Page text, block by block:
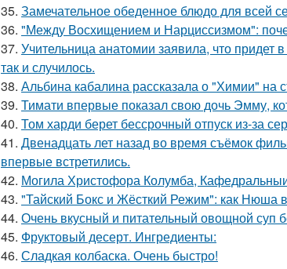
35. Замечательное обеденное блюдо для всей
36. "Между Восхищением и Нарциссизмом":
37. Учительница анатомии заявила, что придет
так и случилось.
38. Альбина кабалина рассказала о "Химии"
39. Тимати впервые показал свою дочь Эмму,
40. Том харди берет бессрочный отпуск из-за
41. Двенадцать лет назад во время съёмок
впервые встретились.
42. Могила Христофора Колумба,
43. "Тайский Бокс и Жёсткий Режим": как Нюша
44. Очень вкусный и питательный овощной суп
45. Фруктовый десерт. Ингредиенты:
46. Сладкая колбаска. Очень быстро!